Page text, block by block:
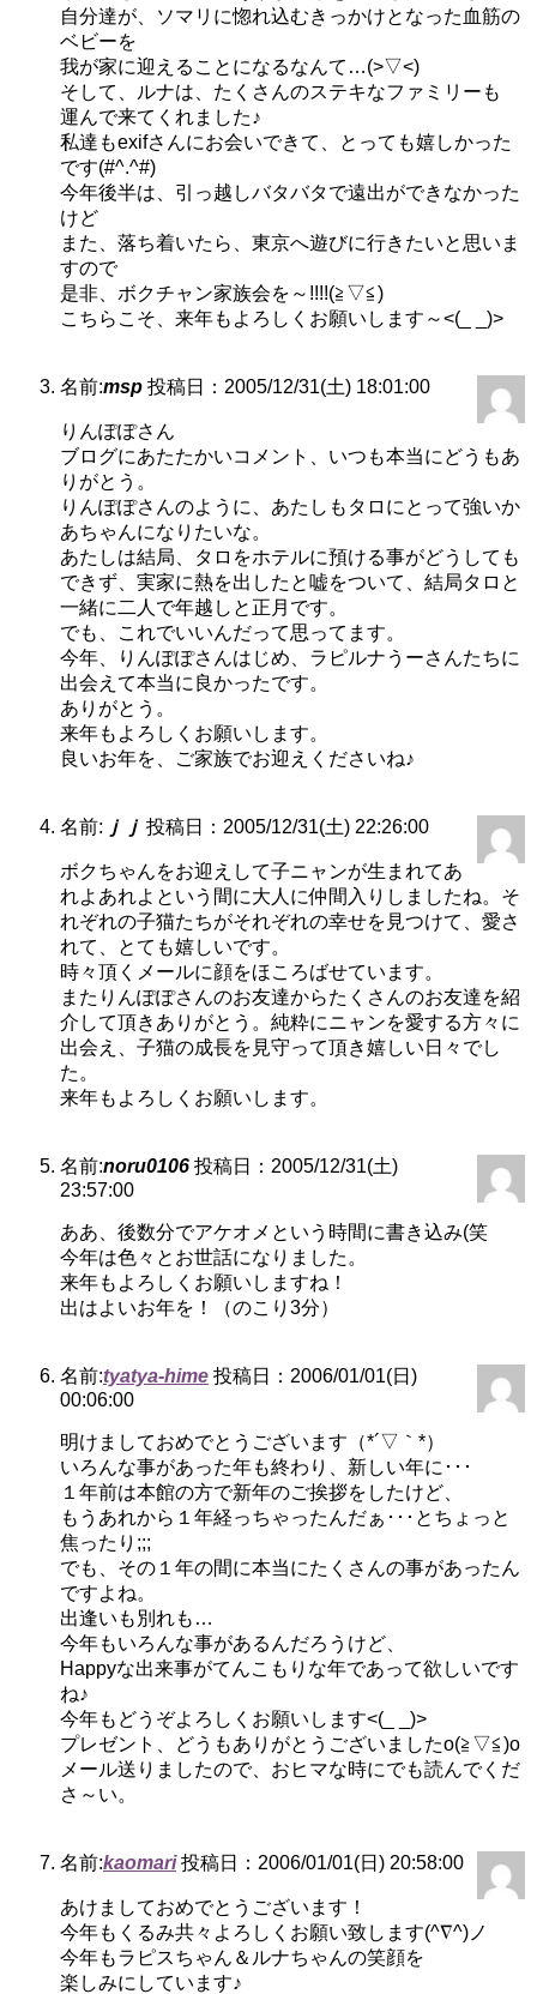
自分達が、ソマリに惚れ込むきっかけとなった血筋の
ベビーを
我が家に迎えることになるなんて…(>▽<)
そして、ルナは、たくさんのステキなファミリーも
運んで来てくれました♪
私達もexifさんにお会いできて、とっても嬉しかった
です(#^.^#)
今年後半は、引っ越しバタバタで遠出ができなかった
けど
また、落ち着いたら、東京へ遊びに行きたいと思いま
すので
是非、ボクチャン家族会を～!!!!(≧▽≦)
こちらこそ、来年もよろしくお願いします～<(_ _)>
名前:msp 投稿日：2005/12/31(土) 18:01:00
りんぽぽさん
ブログにあたたかいコメント、いつも本当にどうもあ
りがとう。
りんぽぽさんのように、あたしもタロにとって強いか
あちゃんになりたいな。
あたしは結局、タロをホテルに預ける事がどうしても
できず、実家に熱を出したと嘘をついて、結局タロと
一緒に二人で年越しと正月です。
でも、これでいいんだって思ってます。
今年、りんぽぽさんはじめ、ラピルナうーさんたちに
出会えて本当に良かったです。
ありがとう。
来年もよろしくお願いします。
良いお年を、ご家族でお迎えくださいね♪
名前: ｊｊ 投稿日：2005/12/31(土) 22:26:00
ボクちゃんをお迎えして子ニャンが生まれてあ
れよあれよという間に大人に仲間入りしましたね。そ
れぞれの子猫たちがそれぞれの幸せを見つけて、愛さ
れて、とても嬉しいです。
時々頂くメールに顔をほころばせています。
またりんぽぽさんのお友達からたくさんのお友達を紹
介して頂きありがとう。純粋にニャンを愛する方々に
出会え、子猫の成長を見守って頂き嬉しい日々でし
た。
来年もよろしくお願いします。
名前:noru0106 投稿日：2005/12/31(土)
23:57:00
ああ、後数分でアケオメという時間に書き込み(笑
今年は色々とお世話になりました。
来年もよろしくお願いしますね！
出はよいお年を！（のこり3分）
名前:tyatya-hime 投稿日：2006/01/01(日)
00:06:00
明けましておめでとうございます（*´▽｀*）
いろんな事があった年も終わり、新しい年に･･･
１年前は本館の方で新年のご挨拶をしたけど、
もうあれから１年経っちゃったんだぁ･･･とちょっと
焦ったり;;;
でも、その１年の間に本当にたくさんの事があったん
ですよね。
出逢いも別れも…
今年もいろんな事があるんだろうけど、
Happyな出来事がてんこもりな年であって欲しいです
ね♪
今年もどうぞよろしくお願いします<(_ _)>
プレゼント、どうもありがとうございましたo(≧▽≦)o
メール送りましたので、おヒマな時にでも読んでくだ
さ～い。
名前:kaomari 投稿日：2006/01/01(日) 20:58:00
あけましておめでとうございます！
今年もくるみ共々よろしくお願い致します(^∇^)ノ
今年もラピスちゃん＆ルナちゃんの笑顔を
楽しみにしています♪